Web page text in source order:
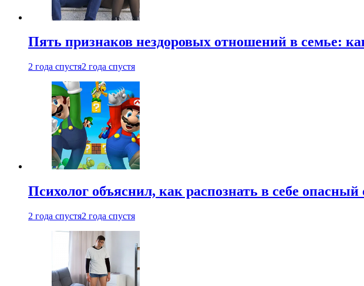
Пять признаков нездоровых отношений в семье:
2 года спустя2 года спустя
Психолог объяснил, как распознать в себе
2 года спустя2 года спустя